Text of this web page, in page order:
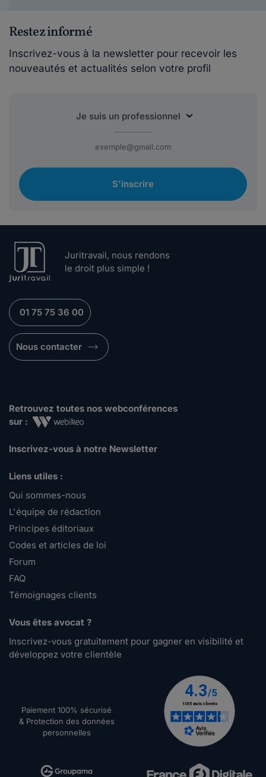
Restez informé
Inscrivez-vous à la newsletter pour recevoir les
nouveautés et actualités selon votre profil
S'inscrire
Juritravail, nous rendons
le droit plus simple !
01 75 75 36 00
Nous contacter
Retrouvez toutes nos webconférences
sur :
Inscrivez-vous à notre Newsletter
Liens utiles :
Qui sommes-nous
L'équipe de rédaction
Principes éditoriaux
Codes et articles de loi
Forum
FAQ
Témoignages clients
Vous êtes avocat ?
Inscrivez-vous gratuitement pour gagner en visibilité et
développez votre clientèle
Paiement 100% sécurisé
& Protection des données
personnelles